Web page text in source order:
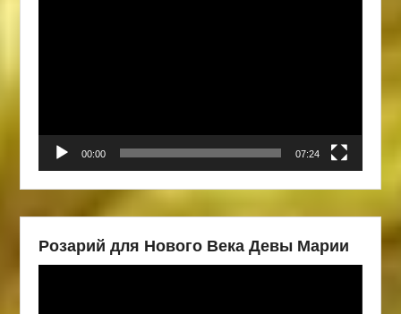
00:00 07:24
Розарий для Нового Века Девы Марии